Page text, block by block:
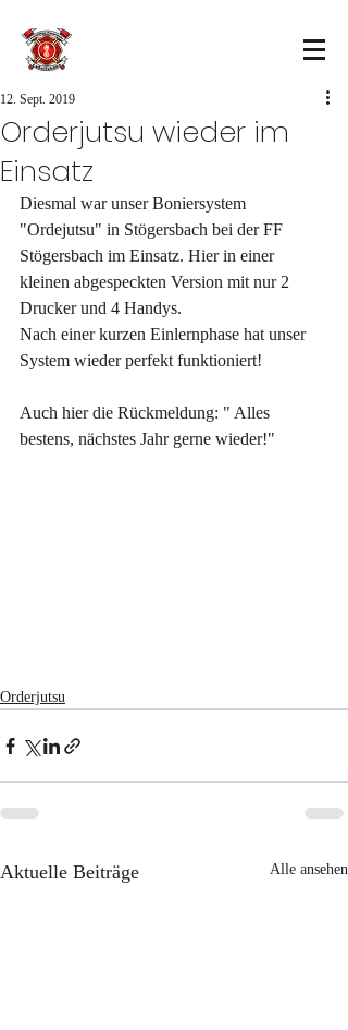
Orderjutsu wieder im
Einsatz
12. Sept. 2019
Diesmal war unser Boniersystem
"Ordejutsu" in Stögersbach bei der FF
Stögersbach im Einsatz. Hier in einer
kleinen abgespeckten Version mit nur 2
Drucker und 4 Handys.
Nach einer kurzen Einlernphase hat unser
System wieder perfekt funktioniert!
Auch hier die Rückmeldung: " Alles
bestens, nächstes Jahr gerne wieder!"
Orderjutsu
Aktuelle Beiträge Alle ansehen